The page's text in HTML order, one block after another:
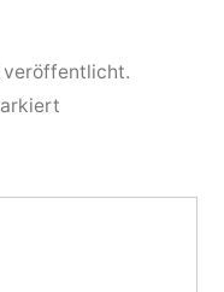
veröffentlicht.